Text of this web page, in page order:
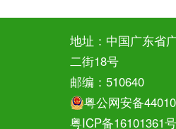
地址：中国广东省
二街18号
邮编：510640
粤公网安备
粤ICP备16101361号